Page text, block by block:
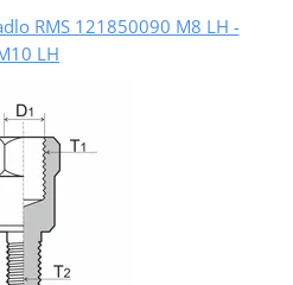
RMS 121850090 M8 LH -
LH